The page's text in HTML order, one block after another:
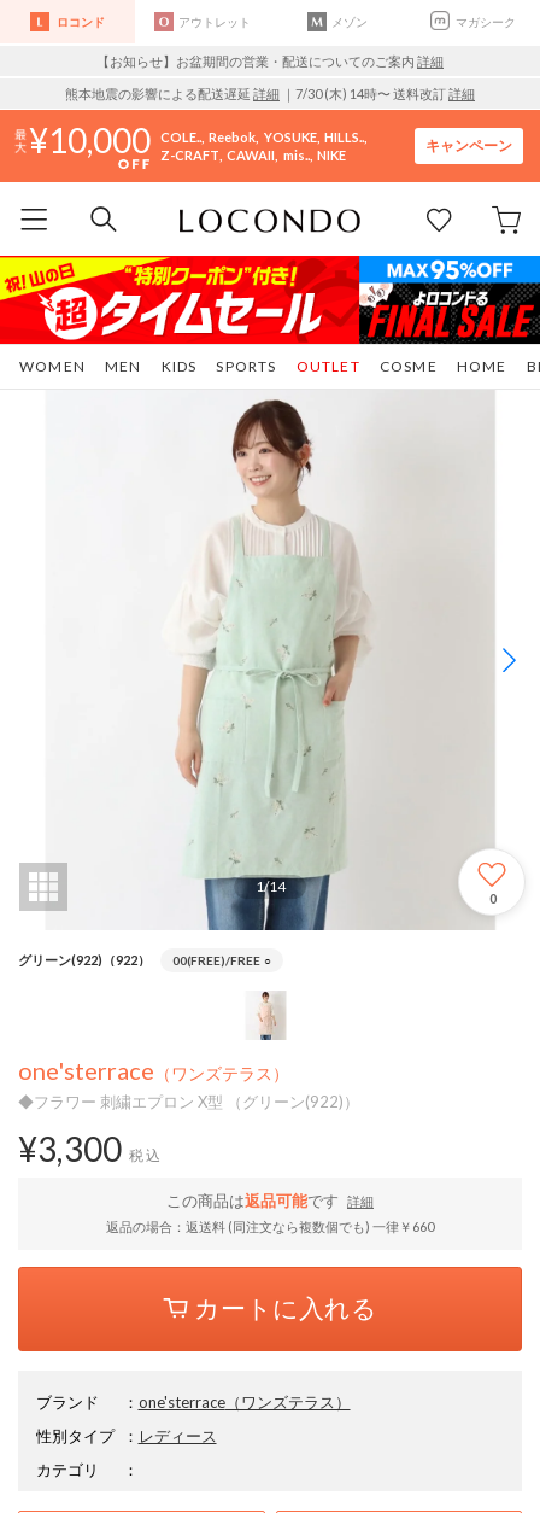
ロコンド アウトレット メゾン マガシーク
【お知らせ】お盆期間の営業・配送についてのご案内 詳細
熊本地震の影響による配送遅延 詳細 ｜7/30 (木) 14時〜 送料改訂詳細
10,000 COLE.. Reebok YOSUKE HILLS..
Z-CRAFT CAWAII mis.. NIKE
キャンペーン
WOMEN MEN KIDS SPORTS COSME HOME
OUTLET
1/14
0
グリーン(922)（922） 00(FREE)/FREE ○
one'sterrace （ワンズテラス）
◆フラワー 刺繍エプロン X型 （グリーン(922)）
¥3,300 税込
この商品は返品可能です
詳細
返品の場合：返送料 (同注文なら複数個でも) 一律￥660
カートに入れる
ブランド ： one'sterrace（ワンズテラス）
性別タイプ
： レディース
カテゴリ
：